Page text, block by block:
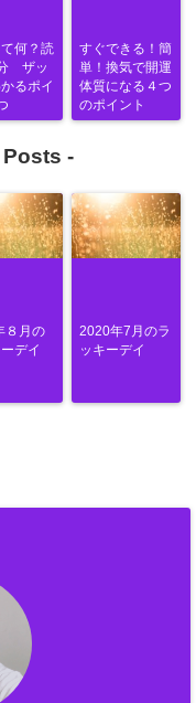
何？読
ザッ
るポイ
すぐできる！簡
単！換気で開運
体質になる４つ
のポイント
Posts -
８月の
デイ
2020年7月のラ
ッキーデイ